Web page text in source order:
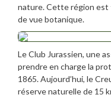
nature. Cette région est
de vue botanique.
Le Club Jurassien, une
prendre en charge la
1865. Aujourd’hui, le
réserve naturelle de 15